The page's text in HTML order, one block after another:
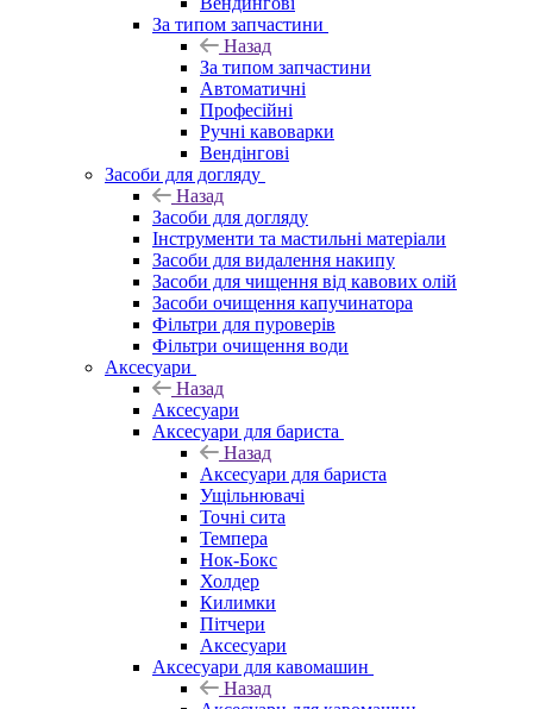
За типом запчастини
Назад
За типом запчастини
Автоматичні
Професійні
Ручні кавоварки
Вендінгові
Засоби для догляду
Назад
Засоби для догляду
Інструменти та мастильні матеріали
Засоби для видалення накипу
Засоби для чищення від кавових олій
Засоби очищення капучинатора
Фільтри для пуроверів
Фільтри очищення води
Аксесуари
Назад
Аксесуари
Аксесуари для бариста
Назад
Аксесуари для бариста
Ущільнювачі
Точні сита
Темпера
Нок-Бокс
Холдер
Килимки
Пітчери
Аксесуари
Аксесуари для кавомашин
Назад